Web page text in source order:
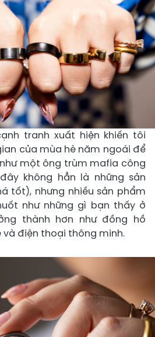
tranh xuất hiện khiến tôi
của mùa hè năm ngoái để
một ông trùm mafia công
không hẳn là những sản
tốt), nhưng nhiều sản phẩm
như những gì bạn thấy ở
thành hơn như đồng hồ
điện thoại thông minh.